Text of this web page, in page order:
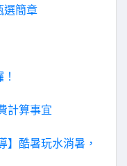
選簡章
計算事宜
】酷暑玩水消暑，